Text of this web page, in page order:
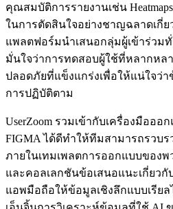
คุณสมบัติการรายงานเช่น
ในการตัดสินใจอย่างชาญฉลาดเกี่
แพลตฟอร์มนำเสนอกลุ่มผู้เข้าร่วม
มั่นใจว่าการทดสอบผู้ใช้ที่หลากห
ปลอดภัยที่แข็งแกร่งเพื่อให้แน่ใจว่
การปฏิบัติตาม
UserZoom รวมเข้ากับเครื่องมือออ
FIGMA ได้ดีทำให้ทีมสามารถรวบ
ภายในเทมเพลตการออกแบบของพ
และคอลเลกชันข้อเสนอแนะเกี่ยว
แอพมือถือให้ข้อมูลเชิงลึกแบบเรีย